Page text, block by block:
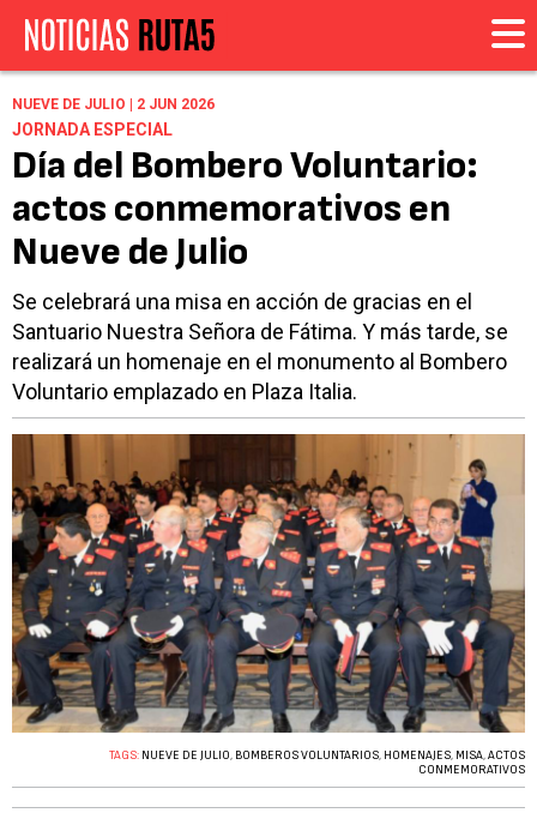
NUEVE DE JULIO | 2 JUN 2026
JORNADA ESPECIAL
Día del Bombero Voluntario:
actos conmemorativos en
Nueve de Julio
Se celebrará una misa en acción de gracias en el
Santuario Nuestra Señora de Fátima. Y más tarde, se
realizará un homenaje en el monumento al Bombero
Voluntario emplazado en Plaza Italia.
TAGS: NUEVE DE JULIO, BOMBEROS VOLUNTARIOS, HOMENAJES, MISA,ACTOS
CONMEMORATIVOS